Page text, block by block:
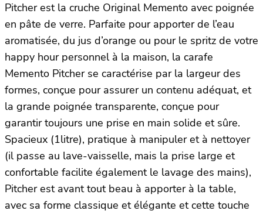
Pitcher est la cruche Original Memento avec poignée
en pâte de verre. Parfaite pour apporter de l’eau
aromatisée, du jus d’orange ou pour le spritz de votre
happy hour personnel à la maison, la carafe
Memento Pitcher se caractérise par la largeur des
formes, conçue pour assurer un contenu adéquat, et
la grande poignée transparente, conçue pour
garantir toujours une prise en main solide et sûre.
Spacieux (1litre), pratique à manipuler et à nettoyer
(il passe au lave-vaisselle, mais la prise large et
confortable facilite également le lavage des mains),
Pitcher est avant tout beau à apporter à la table,
avec sa forme classique et élégante et cette touche